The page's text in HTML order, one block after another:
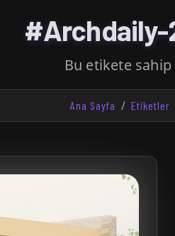
Bu etikete sahip
Ana Sayfa Etiketler